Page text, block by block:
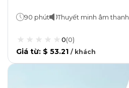
90 phút Thuyết minh âm thanh
0(0)
Giá từ: $ 53.21 / khách